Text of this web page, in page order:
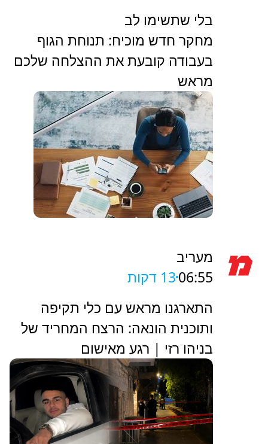
בלי שתשימו לב
מחקר חדש מוכיח: תנוחת הגוף
בעבודה קובעת את ההצלחה שלכם
מראש
מעריב
06:5513 דקות
התארגנו מראש עם כלי תקיפה
ותוכנית הונאה: הרצח המחריד של
בניהו רזי | רגע מאישום